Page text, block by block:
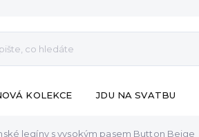
KOLEKCE JDU NA SVATBU
legíny s vysokým pasem Button Beige